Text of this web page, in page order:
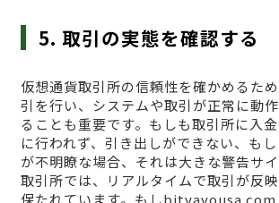
5. 取引の実態を確認する
仮想通貨取引所の信頼性を確かめるた
引を行い、システムや取引が正常に動
ることも重要です。もしも取引所に入
に行われず、引き出しができない、も
が不明瞭な場合、それは大きな警告サ
取引所では、リアルタイムで取引が反
保たれています。もし